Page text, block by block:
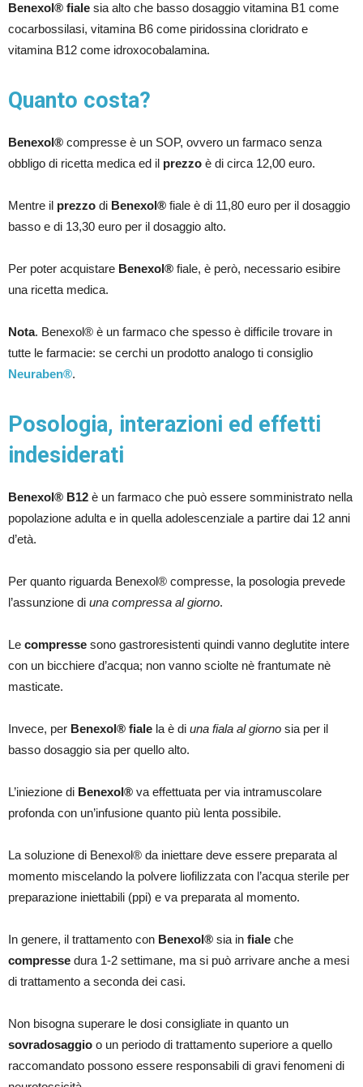
Benexol® fiale sia alto che basso dosaggio vitamina B1 come
cocarbossilasi, vitamina B6 come piridossina cloridrato e
vitamina B12 come idroxocobalamina.
Quanto costa?
Benexol® compresse è un SOP, ovvero un farmaco senza
obbligo di ricetta medica ed il prezzo è di circa 12,00 euro.
Mentre il prezzo di Benexol® fiale è di 11,80 euro per il dosaggio
basso e di 13,30 euro per il dosaggio alto.
Per poter acquistare Benexol® fiale, è però, necessario esibire
una ricetta medica.
Nota. Benexol® è un farmaco che spesso è difficile trovare in
tutte le farmacie: se cerchi un prodotto analogo ti consiglio
Neuraben®.
Posologia, interazioni ed effetti
indesiderati
Benexol® B12 è un farmaco che può essere somministrato nella
popolazione adulta e in quella adolescenziale a partire dai 12 anni
d’età.
Per quanto riguarda Benexol® compresse, la posologia prevede
l’assunzione di una compressa al giorno.
Le compresse sono gastroresistenti quindi vanno deglutite intere
con un bicchiere d’acqua; non vanno sciolte nè frantumate nè
masticate.
Invece, per Benexol® fiale la è di una fiala al giorno sia per il
basso dosaggio sia per quello alto.
L’iniezione di Benexol® va effettuata per via intramuscolare
profonda con un’infusione quanto più lenta possibile.
La soluzione di Benexol® da iniettare deve essere preparata al
momento miscelando la polvere liofilizzata con l’acqua sterile per
preparazione iniettabili (ppi) e va preparata al momento.
In genere, il trattamento con Benexol® sia in fiale che
compresse dura 1-2 settimane, ma si può arrivare anche a mesi
di trattamento a seconda dei casi.
Non bisogna superare le dosi consigliate in quanto un
sovradosaggio o un periodo di trattamento superiore a quello
raccomandato possono essere responsabili di gravi fenomeni di